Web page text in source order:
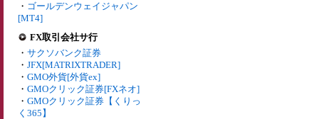
・ ゴールデンウェイジャパン
[MT4]
FX取引会社サ行
・ サクソバンク証券
・ JFX[MATRIXTRADER]
・ GMO外貨[外貨ex]
・ GMOクリック証券[FXネオ]
・ GMOクリック証券【くりっ
く365】